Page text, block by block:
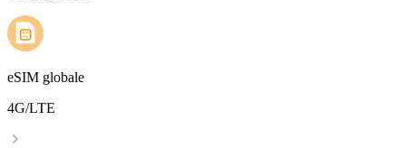
eSIM globale
4G/LTE